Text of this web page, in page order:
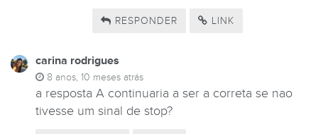
RESPONDER LINK
carina rodrigues
8 anos, 10 meses atrás
a resposta A continuaria a ser a correta se nao
tivesse um sinal de stop?